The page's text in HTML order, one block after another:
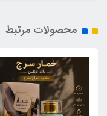
محصولات مرتبط